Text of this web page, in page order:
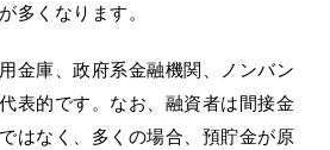
多くなります。
金庫、政府系金融機関、ノンバン
表的です。なお、融資者は間接金
はなく、多くの場合、預貯金が原